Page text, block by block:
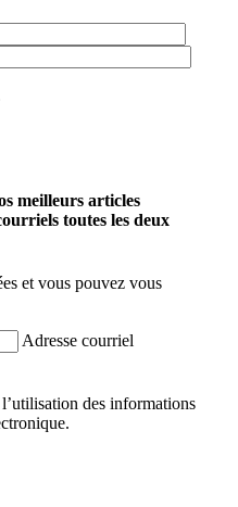
meilleurs articles
toutes les deux
et vous pouvez vous
Adresse courriel
des informations